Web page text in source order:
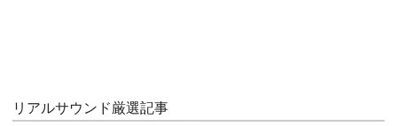
リアルサウンド厳選記事